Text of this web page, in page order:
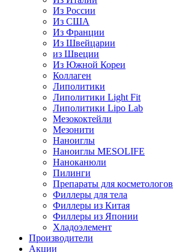
Из России
Из США
Из Франции
Из Швейцарии
из Швеции
Из Южной Кореи
Коллаген
Липолитики
Липолитики Light Fit
Липолитики Lipo Lab
Мезококтейли
Мезонити
Наноиглы
Наноиглы MESOLIFE
Наноканюли
Пилинги
Препараты для косметологов
Филлеры для тела
Филлеры из Китая
Филлеры из Японии
Хладоэлемент
Производители
Акции